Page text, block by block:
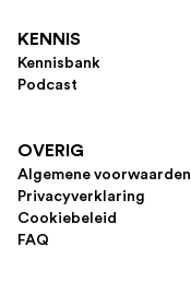
KENNIS
Kennisbank
Podcast
OVERIG
Algemene voorwaarden
Privacyverklaring
Cookiebeleid
FAQ